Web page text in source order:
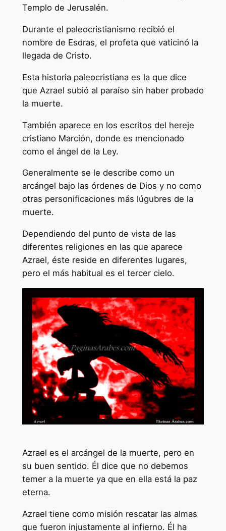
Templo de Jerusalén.
Durante el paleocristianismo recibió el
nombre de Esdras, el profeta que vaticinó la
llegada de Cristo.
Esta historia paleocristiana es la que dice
que Azrael subió al paraíso sin haber probado
la muerte.
También aparece en los escritos del hereje
cristiano Marción, donde es mencionado
como el ángel de la Ley.
Generalmente se le describe como un
arcángel bajo las órdenes de Dios y no como
otras personificaciones más lúgubres de la
muerte.
Dependiendo del punto de vista de las
diferentes religiones en las que aparece
Azrael, éste reside en diferentes lugares,
pero el más habitual es el tercer cielo.
Azrael es el arcángel de la muerte, pero en
su buen sentido. Él dice que no debemos
temer a la muerte ya que en ella está la paz
eterna.
Azrael tiene como misión rescatar las almas
que fueron injustamente al infierno. Él ha